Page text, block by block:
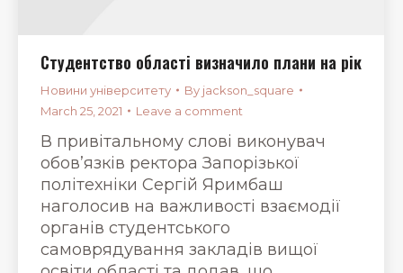
Студентство області визначило плани на рік
Новини університету By jackson_square
March 25, 2021
Leave a comment
В привітальному слові виконувач
обов’язків ректора Запорізької
політехніки Сергій Яримбаш
наголосив на важливості взаємодії
органів студентського
самоврядування закладів вищої